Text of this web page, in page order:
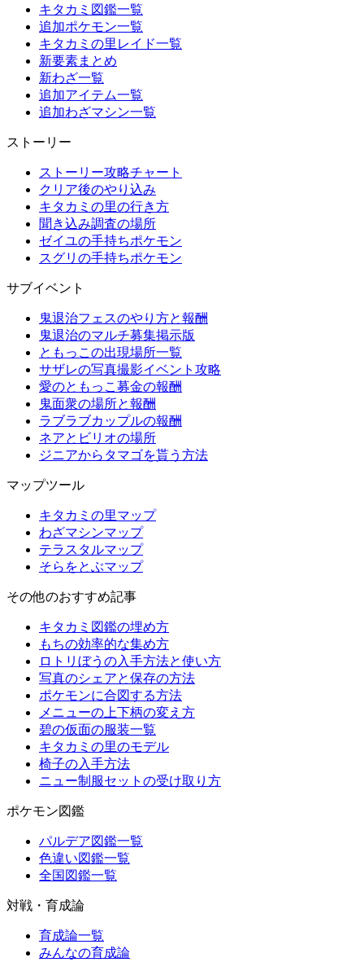
キタカミ図鑑一覧
追加ポケモン一覧
キタカミの里レイド一覧
新要素まとめ
新わざ一覧
追加アイテム一覧
追加わざマシン一覧
ストーリー
ストーリー攻略チャート
クリア後のやり込み
キタカミの里の行き方
聞き込み調査の場所
ゼイユの手持ちポケモン
スグリの手持ちポケモン
サブイベント
鬼退治フェスのやり方と報酬
鬼退治のマルチ募集掲示版
ともっこの出現場所一覧
サザレの写真撮影イベント攻略
愛のともっこ募金の報酬
鬼面衆の場所と報酬
ラブラブカップルの報酬
ネアとビリオの場所
ジニアからタマゴを貰う方法
マップツール
キタカミの里マップ
わざマシンマップ
テラスタルマップ
そらをとぶマップ
その他のおすすめ記事
キタカミ図鑑の埋め方
もちの効率的な集め方
ロトリぼうの入手方法と使い方
写真のシェアと保存の方法
ポケモンに合図する方法
メニューの上下柄の変え方
碧の仮面の服装一覧
キタカミの里のモデル
椅子の入手方法
ニュー制服セットの受け取り方
ポケモン図鑑
パルデア図鑑一覧
色違い図鑑一覧
全国図鑑一覧
対戦・育成論
育成論一覧
みんなの育成論